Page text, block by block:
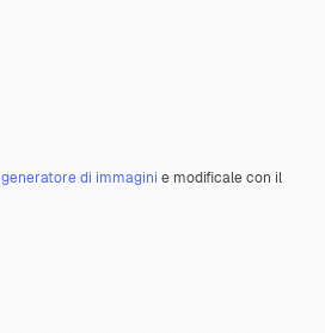
generatore di immagini e modificale con il